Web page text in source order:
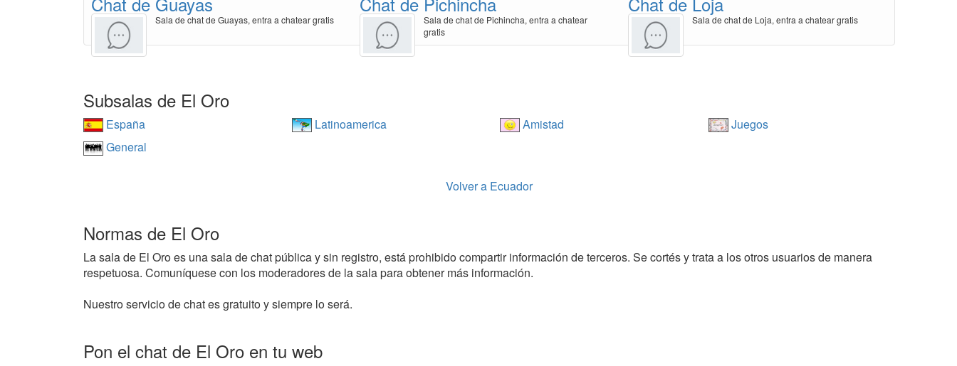
Sala de chat de Guayas, entra a chatear gratis
Sala de chat de Pichincha, entra a chatear
gratis
Sala de chat de Loja, entra a chatear gratis
Subsalas de El Oro
España Latinoamerica Amistad
Juegos
General
Volver a Ecuador
Normas de El Oro
La sala de El Oro es una sala de chat pública y sin registro, está prohibido compartir información de terceros. Se cortés y trata a los otros usuarios de manera
respetuosa. Comuníquese con los moderadores de la sala para obtener más información.
Nuestro servicio de chat es gratuito y siempre lo será.
Pon el chat de El Oro en tu web